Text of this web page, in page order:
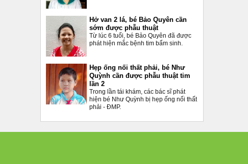
Hở van 2 lá, bé Bảo Quyên cần
sớm được phẫu thuật
Từ lúc 6 tuổi, bé Bảo Quyên đã được
phát hiện mắc bệnh tim bẩm sinh.
Hẹp ống nối thất phải, bé Như
Quỳnh cần được phẫu thuật tim
lần 2
Trong lần tái khám, các bác sĩ phát
hiện bé Như Quỳnh bị hẹp ống nối thất
phải - ĐMP.